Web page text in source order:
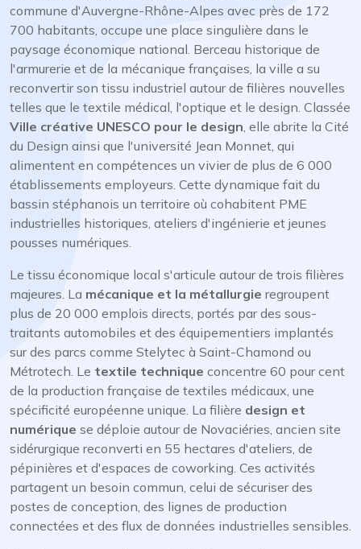
commune d'Auvergne-Rhône-Alpes avec près de 172
700 habitants, occupe une place singulière dans le
paysage économique national. Berceau historique de
l'armurerie et de la mécanique françaises, la ville a su
reconvertir son tissu industriel autour de filières nouvelles
telles que le textile médical, l'optique et le design. Classée
Ville créative UNESCO pour le design, elle abrite la Cité
du Design ainsi que l'université Jean Monnet, qui
alimentent en compétences un vivier de plus de 6 000
établissements employeurs. Cette dynamique fait du
bassin stéphanois un territoire où cohabitent PME
industrielles historiques, ateliers d'ingénierie et jeunes
pousses numériques.
Le tissu économique local s'articule autour de trois filières
majeures. La mécanique et la métallurgie regroupent
plus de 20 000 emplois directs, portés par des sous-
traitants automobiles et des équipementiers implantés
sur des parcs comme Stelytec à Saint-Chamond ou
Métrotech. Le textile technique concentre 60 pour cent
de la production française de textiles médicaux, une
spécificité européenne unique. La filière design et
numérique se déploie autour de Novaciéries, ancien site
sidérurgique reconverti en 55 hectares d'ateliers, de
pépinières et d'espaces de coworking. Ces activités
partagent un besoin commun, celui de sécuriser des
postes de conception, des lignes de production
connectées et des flux de données industrielles sensibles.